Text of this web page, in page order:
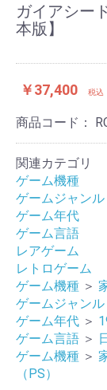
ガイアシー
本版】
￥37,400 税込
商品コード：
関連カテゴリ
ゲーム機種
ゲームジャンル
ゲーム年代
ゲーム言語
レアゲーム
レトロゲーム
ゲーム機種 ＞
ゲームジャンル
ゲーム年代 ＞
ゲーム言語 ＞
ゲーム機種 ＞
（PS）